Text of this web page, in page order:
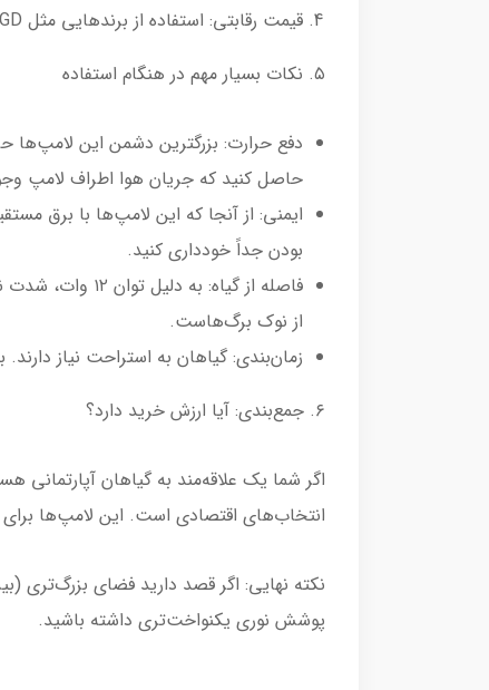
قیمت رقابتی: استفاده از برندهایی مثل XGD باعث شده این محصولات در دسته اقتصادی قرار بگیرند و برای کاربران خانگی مقرون‌به‌صرفه باشند.
۵. نکات بسیار مهم در هنگام استفاده
حاصل کنید که جریان هوا اطراف لامپ
بودن جداً خودداری کنید.
از نوک برگ‌هاست.
زمان‌بندی: گیاهان به استراحت نیاز دارند. بیش از ۱۲ تا ۱۴ ساعت در روز از این لامپ‌ها استفاده نکنید (بهتر است از یک تایمر برقی
۶. جمع‌بندی: آیا ارزش خرید دارد؟
انتخاب‌های اقتصادی است. این لامپ‌ها
نکته نهایی: اگر قصد دارید فضای بزرگ‌تری
پوشش نوری یکنواخت‌تری داشته باشید.